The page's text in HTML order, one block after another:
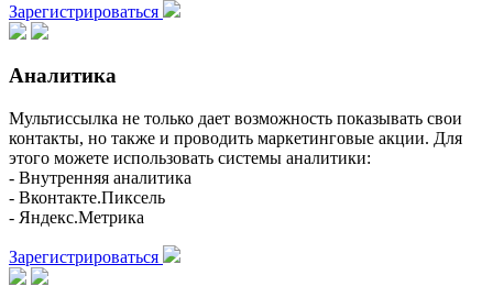
Зарегистрироваться
Аналитика
Мультиссылка не только дает возможность показывать свои
контакты, но также и проводить маркетинговые акции. Для
этого можете использовать системы аналитики:
- Внутренняя аналитика
- Вконтакте.Пиксель
- Яндекс.Метрика
Зарегистрироваться